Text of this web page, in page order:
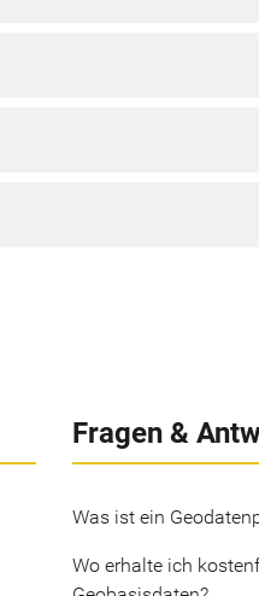
Fragen &
Was ist ein
Wo erhalte ich